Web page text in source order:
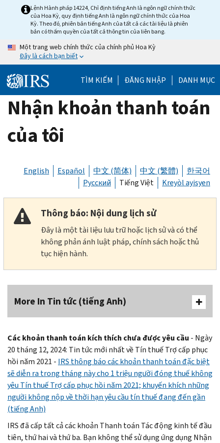
Lệnh Hành pháp 14224, Chỉ định tiếng Anh là ngôn ngữ chính thức
của Hoa Kỳ, quy định tiếng Anh là ngôn ngữ chính thức của Hoa
Kỳ. Theo đó, phiên bản tiếng Anh của tất cả các tài liệu là phiên
bản có thẩm quyền của tất cả thông tin của liên bang.
Một trang web chính thức của chính phủ Hoa Kỳ
Đây là cách bạn biết
TÌM KIẾM ĐĂNG NHẬP DANH MỤC
Nhận khoản thanh toán
của tôi
English Español 中文 (简体) 中文 (繁體)
한국어
Русский
Tiếng Việt Kreyòl ayisyen
Thông báo: Nội dung lịch sử
Đây là một tài liệu lưu trữ hoặc lịch sử và có thể
không phản ánh luật pháp, chính sách hoặc thủ
tục hiện hành.
More In Tin tức (tiếng Anh)
Các khoản thanh toán kích thích chưa được yêu cầu - Ngày
20 tháng 12, 2024: Tin tức mới nhất về Tín thuế Trợ cấp phục
hồi năm 2021 - IRS thông báo các khoản thanh toán đặc biệt
sẽ diễn ra trong tháng này cho 1 triệu người đóng thuế không
yêu Tín thuế Trợ cấp phục hồi năm 2021; khuyến khích những
người không nộp về thời hạn yêu cầu tín thuế đang đến gần
(tiếng Anh)
IRS đã cấp tất cả các khoản Thanh toán Tác động kinh tế đầu
tiên, thứ hai và thứ ba. Bạn không thể sử dụng ứng dụng Nhận